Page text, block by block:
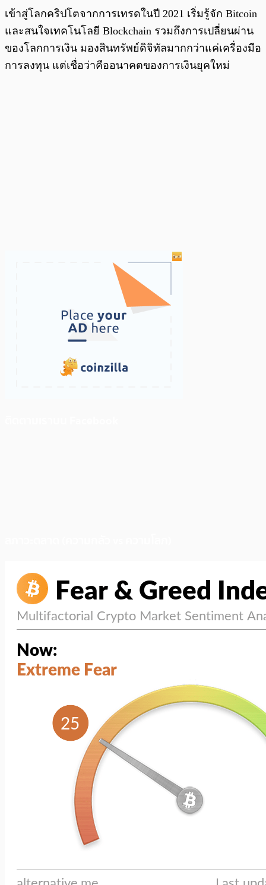
เข้าสู่โลกคริปโตจากการเทรดในปี 2021 เริ่มรู้จัก Bitcoin
และสนใจเทคโนโลยี Blockchain รวมถึงการเปลี่ยนผ่าน
ของโลกการเงิน มองสินทรัพย์ดิจิทัลมากกว่าแค่เครื่องมือ
การลงทุน แต่เชื่อว่าคืออนาคตของการเงินยุคใหม่